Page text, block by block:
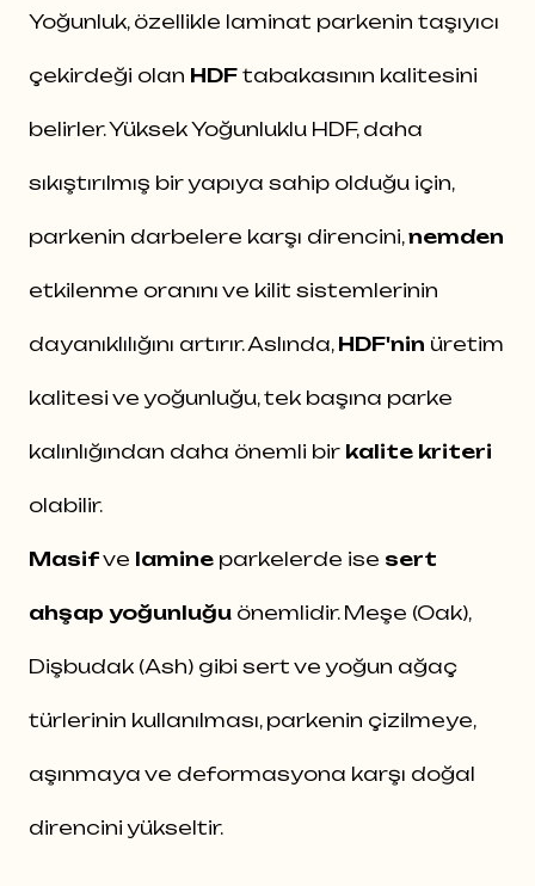
Yoğunluk, özellikle laminat parkenin taşıyıcı
çekirdeği olan HDF tabakasının kalitesini
belirler. Yüksek Yoğunluklu HDF, daha
sıkıştırılmış bir yapıya sahip olduğu için,
parkenin darbelere karşı direncini,nemden
etkilenme oranını ve kilit sistemlerinin
dayanıklılığını artırır. Aslında, HDF'nin üretim
kalitesi ve yoğunluğu, tek başına parke
kalınlığından daha önemli bir kalite kriteri
olabilir.
Masifve lamine parkelerde ise sert
ahşap yoğunluğu önemlidir. Meşe (Oak),
Dişbudak (Ash) gibi sert ve yoğun ağaç
türlerinin kullanılması, parkenin çizilmeye,
aşınmaya ve deformasyona karşı doğal
direncini yükseltir.